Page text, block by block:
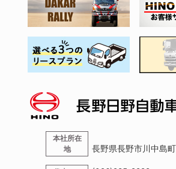
本社所在
地
長野県長野市川中島